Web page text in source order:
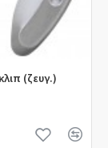
(ζευγ.)